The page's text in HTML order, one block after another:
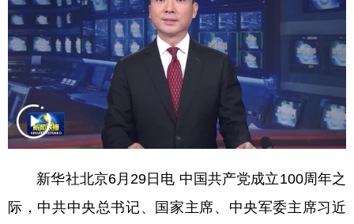
新华社北京6月29日电 中国共产党成立100周年之
际，中共中央总书记、国家主席、中央军委主席习近